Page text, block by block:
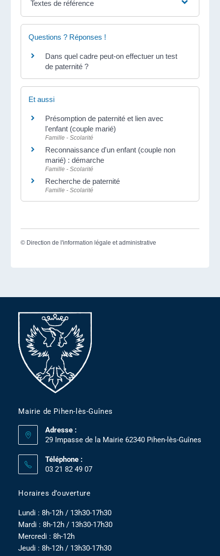
Textes de référence
Questions ? Réponses !
Dans quel cadre peut-on effectuer un test
de paternité ?
Et aussi
Présomption de paternité et lien avec
l'enfant (couple marié)
Famille - Scolarité
Reconnaissance d'un enfant (couple non
marié) : démarche
Famille - Scolarité
Recherche de paternité
Famille - Scolarité
© Direction de l'information légale et administrative
Mairie de Pihen-lès-Guînes
Adresse :
29 Impasse de la Mairie 62340 Pihen-lès-Guînes
Téléphone :
03 21 82 49 07
Horaires d’ouverture
Lundi : 8h-12h / 13h30-17h30
Mardi : 8h-12h / 13h30-17h30
Mercredi : 8h-12h
Jeudi : 8h-12h / 13h30-17h30